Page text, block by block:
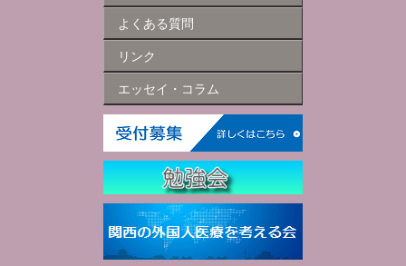
よくある質問
リンク
エッセイ・コラム